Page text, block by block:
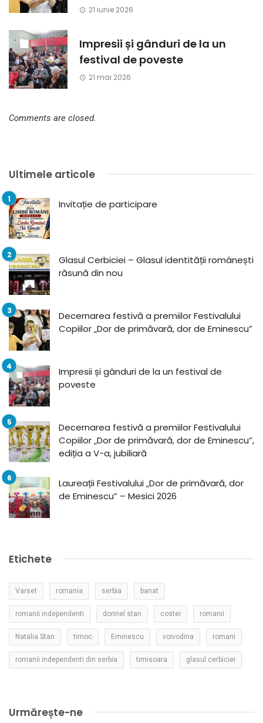
21 iunie 2026
Impresii și gânduri de la un
festival de poveste
21 mai 2026
Comments are closed.
Ultimele articole
Invitație de participare
Glasul Cerbiciei – Glasul identității românești
răsună din nou
Decernarea festivă a premiilor Festivalului
Copiilor „Dor de primăvară, dor de Eminescu”
Impresii și gânduri de la un festival de
poveste
Decernarea festivă a premiilor Festivalului
Copiilor „Dor de primăvară, dor de Eminescu”,
ediția a V-a, jubiliară
Laureații Festivalului „Dor de primăvară, dor
de Eminescu” – Mesici 2026
Etichete
Varset romania serbia banat
romanii independenti dorinel stan costei romanii
Natalia Stan timoc Eminescu voivodina romani
romanii independenti din serbia timisoara glasul cerbiciei
Urmărește-ne